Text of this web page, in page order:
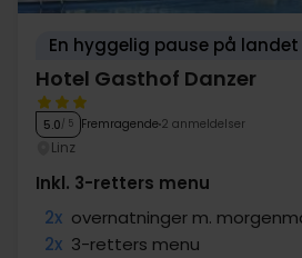
En hyggelig pause på
Hotel Gasthof Danzer
5.0/ 5 Fremragende 2 anmeldelser
Linz
Inkl. 3-retters menu
2x overnatninger m.
2x 3-retters menu